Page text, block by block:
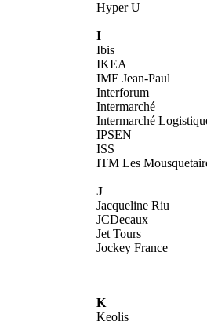
Hyper U
I
Ibis
IKEA
IME Jean-Paul
Interforum
Intermarché
Intermarché
IPSEN
ISS
ITM Les
J
Jacqueline Riu
JCDecaux
Jet Tours
Jockey France
K
Keolis